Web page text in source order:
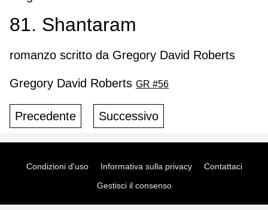
81. Shantaram
romanzo scritto da Gregory David Roberts
Gregory David Roberts GR #56
Precedente Successivo
Condizioni d'uso Informativa sulla privacy
Contattaci
Gestisci il consenso